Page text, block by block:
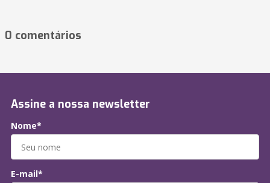
0 comentários
Assine a nossa newsletter
Nome*
E-mail*